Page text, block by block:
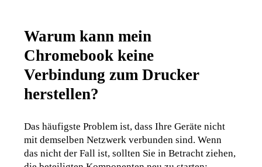
Warum kann mein
Chromebook keine
Verbindung zum Drucker
herstellen?
Das häufigste Problem ist, dass Ihre Geräte nicht
mit demselben Netzwerk verbunden sind. Wenn
das nicht der Fall ist, sollten Sie in Betracht ziehen,